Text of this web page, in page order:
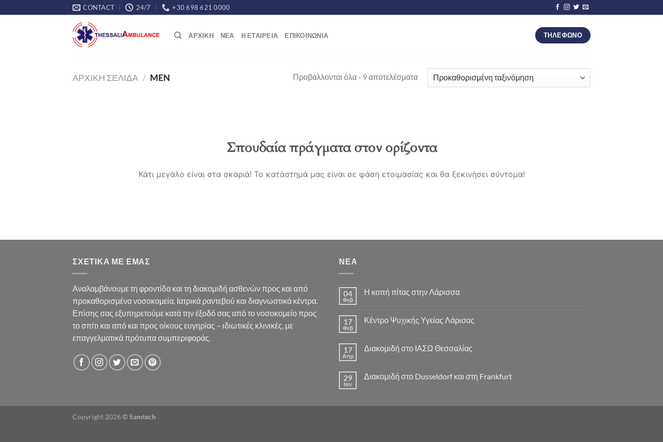
στο
CONTACT 24/7 +30 698 621 0000
ΑΡΧΙΚΗ ΝΕΑ Η ΕΤΑΙΡΕΙΑ ΕΠΙΚΟΙΝΩΝΙΑ ΤΗΛΕΦΩΝΟ
ΑΡΧΙΚΉ ΣΕΛΊΔΑ / MEN Προβάλλονται όλα - 9 αποτελέσματα
Σπουδαία πράγματα στον ορίζοντα
Κάτι μεγάλο είναι στα σκαριά! Το κατάστημά μας είναι σε φάση ετοιμασίας και θα ξεκινήσει σύντομα!
ΣΧΕΤΙΚΆ ΜΕ ΕΜΆΣ
Αναλαμβάνουμε τη φροντίδα και τη διακομιδή ασθενών προς και από
προκαθορισμένα νοσοκομεία, Ιατρικά ραντεβού και διαγνωστικά κέντρα.
Επίσης σας εξυπηρετούμε κατά την έξοδό σας από το νοσοκομείο προς
το σπίτι και από και προς οίκους ευγηρίας – ιδιωτικές κλινικές, με
επαγγελματικά πρότυπα συμπεριφοράς.
ΝΕΑ
04
Φεβ
Η κοπή πίτας στην Λάρισσα
17
Φεβ
Κέντρο Ψυχικής Υγείας Λάρισας
17
Απρ
Διακομιδή στο ΙΑΣΩ Θεσσαλίας
29
Ιαν
Διακομιδή στο Dusseldorf και στη Frankfurt
Copyright 2026 ©Samtech